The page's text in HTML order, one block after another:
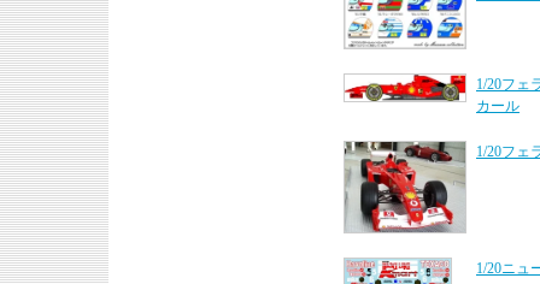
1/20フェ
カール
1/20フェ
1/20ニュ